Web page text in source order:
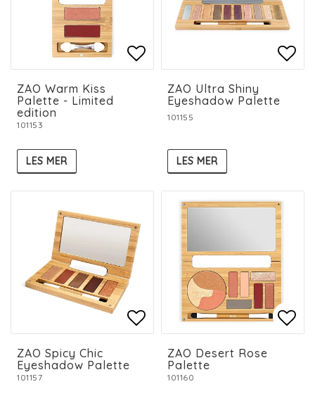
Add to list of
Add to list of
ZAO Warm Kiss
Palette - Limited
edition
101153
LES MER
ZAO Ultra Shiny
Eyeshadow Palette
101155
LES MER
Add to list of
Add to list of
ZAO Spicy Chic
Eyeshadow Palette
101157
ZAO Desert Rose
Palette
101160